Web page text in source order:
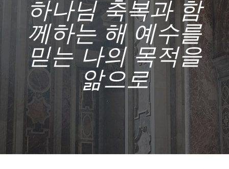
하나님 축복과 함
께하는 해 예수를
믿는 나의 목적을
앎으로